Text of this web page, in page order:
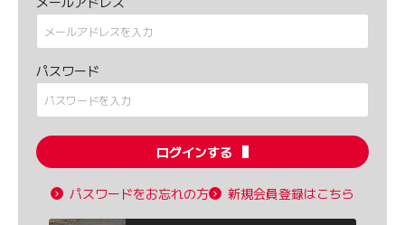
パスワード
ログインする
パスワードをお忘れの方 新規会員登録はこちら